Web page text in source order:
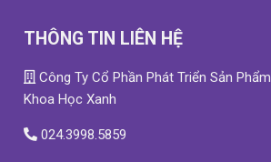
THÔNG TIN LIÊN HỆ
Công Ty Cổ Phần Phát Triển Sản Phẩm
Khoa Học Xanh
024.3998.5859